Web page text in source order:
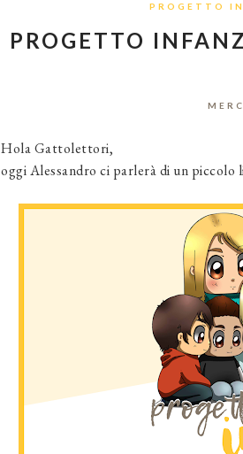
PROGETTO
PROGETTO
Hola Gattolettori,
oggi Alessandro ci parlerà di un